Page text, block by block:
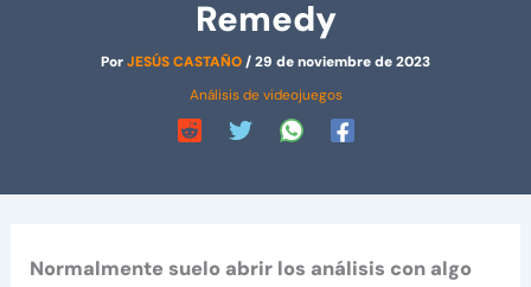
Remedy
PorJESÚS CASTAÑO/29 de noviembre de 2023
Análisis de videojuegos
Normalmente suelo abrir los análisis con algo